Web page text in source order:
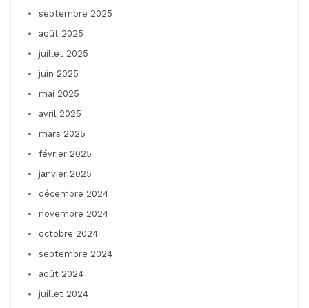
septembre 2025
août 2025
juillet 2025
juin 2025
mai 2025
avril 2025
mars 2025
février 2025
janvier 2025
décembre 2024
novembre 2024
octobre 2024
septembre 2024
août 2024
juillet 2024